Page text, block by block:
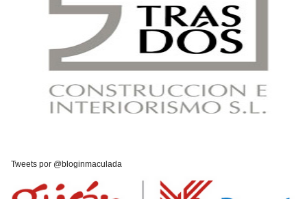
Tweets por @bloginmaculada